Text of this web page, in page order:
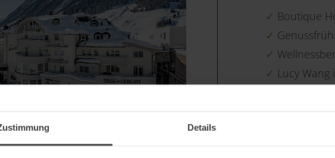
Details
Boutique
Lucy Wang
Shopping
Beste Lage
Ischgls